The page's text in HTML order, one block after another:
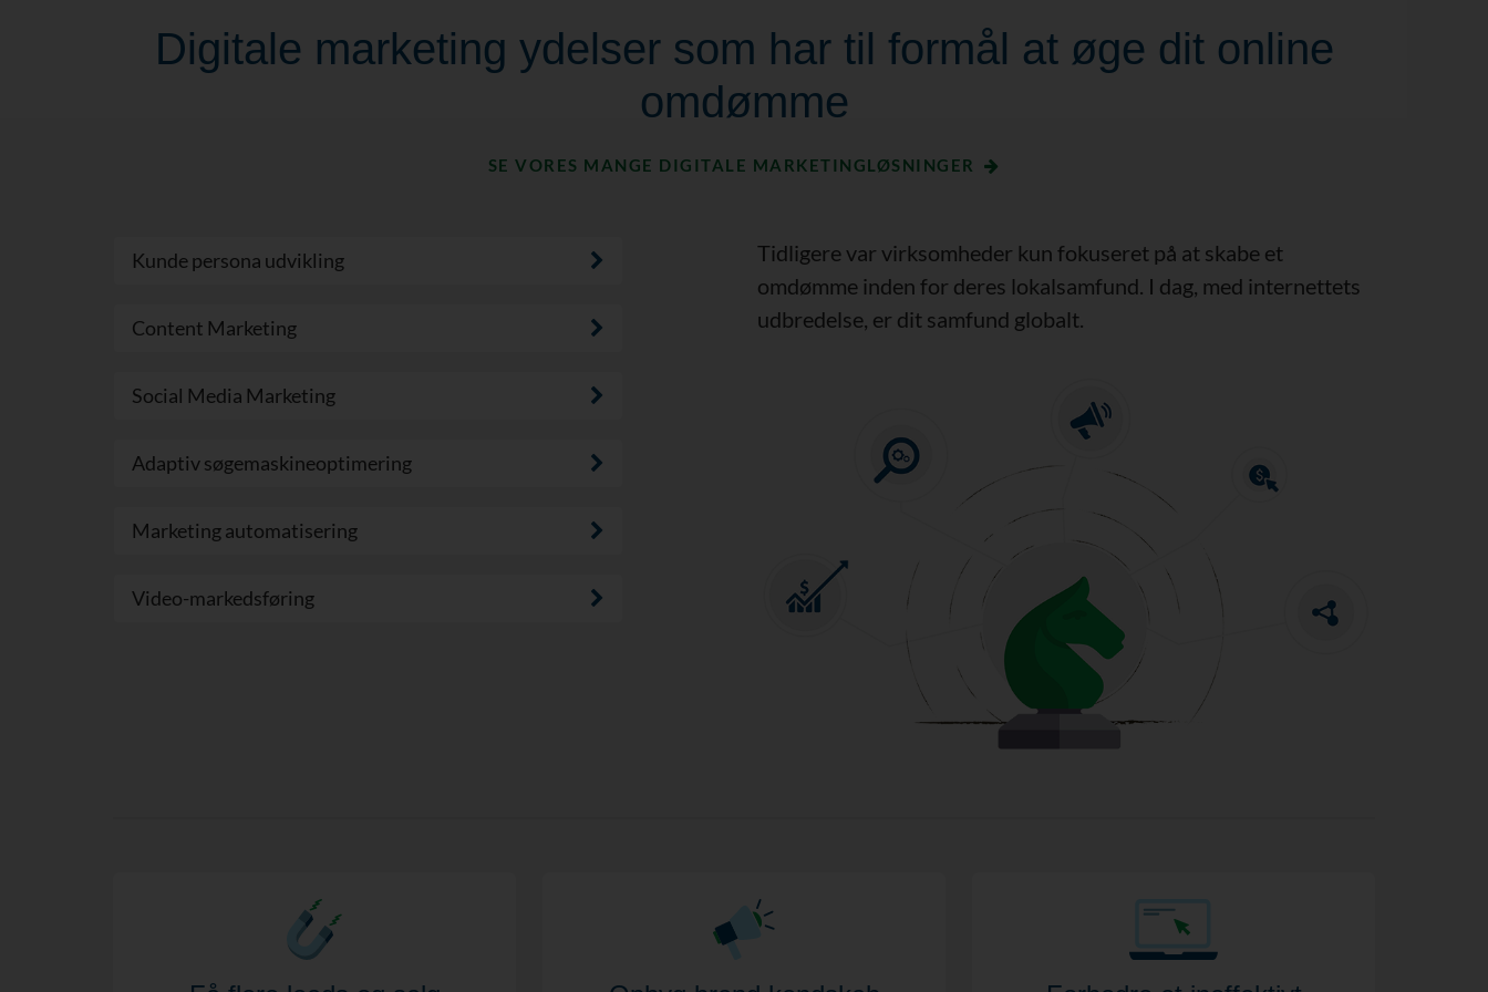
Digitale marketing ydelser som har til formål at øge dit online
omdømme
SE VORES MANGE DIGITALE MARKETINGLØSNINGER
Kunde persona udvikling
Content Marketing
Social Media Marketing
Adaptiv søgemaskineoptimering
Marketing automatisering
Video-markedsføring
Tidligere var virksomheder kun fokuseret på at skabe et
omdømme inden for deres lokalsamfund. I dag, med internettets
udbredelse, er dit samfund globalt.